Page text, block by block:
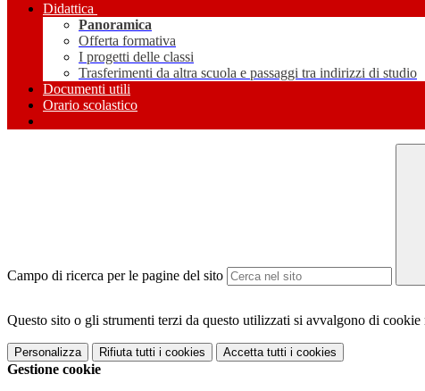
Didattica
Panoramica
Offerta formativa
I progetti delle classi
Trasferimenti da altra scuola e passaggi tra indirizzi di studio
Documenti utili
Orario scolastico
Campo di ricerca per le pagine del sito
Questo sito o gli strumenti terzi da questo utilizzati si avvalgono di
Personalizza Rifiuta tutti i cookies Accetta tutti i cookies
Gestione cookie